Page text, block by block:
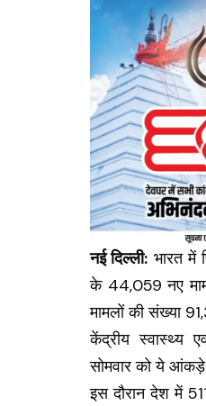
नई दिल्ली: भारत में
के 44,059 नए
मामलों की संख्या
केंद्रीय स्वास्थ्य
सोमवार को ये आंकड़े
इस दौरान देश में